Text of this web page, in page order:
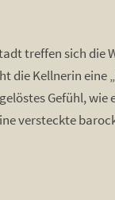
treffen sich die
die Kellnerin
Gefühl,
versteckte